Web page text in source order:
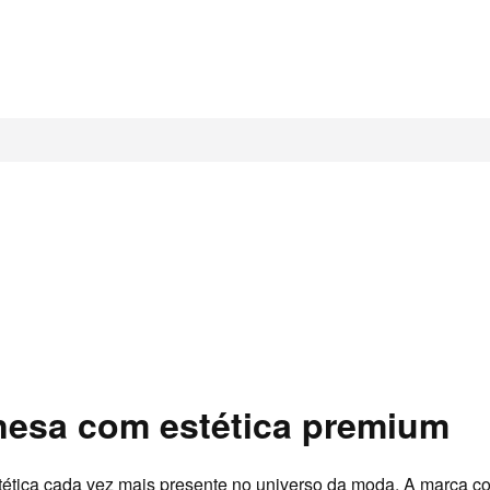
com estética premium
cada vez mais presente no universo da moda. A marca